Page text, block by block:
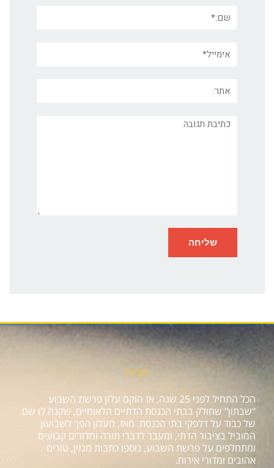
תגובה
אודות
הכל התחיל לפני 25 שנה, אז הוקם עלון פרשת השבוע
"שבתון" שחולק בבתי הכנסת הדתיים הלאומיים, שקנה לו שם
של כבוד על דלפקי בתי הכנסת. מאז, העלון הפך לשבועון
המוביל בציבור הדתי, ומעבר לדברי תורה ומדורים קבועים
ומתחלפים על פרשת השבוע, נוספו כתבות מגזין, טורים
אהובים ומדורי אירוח.